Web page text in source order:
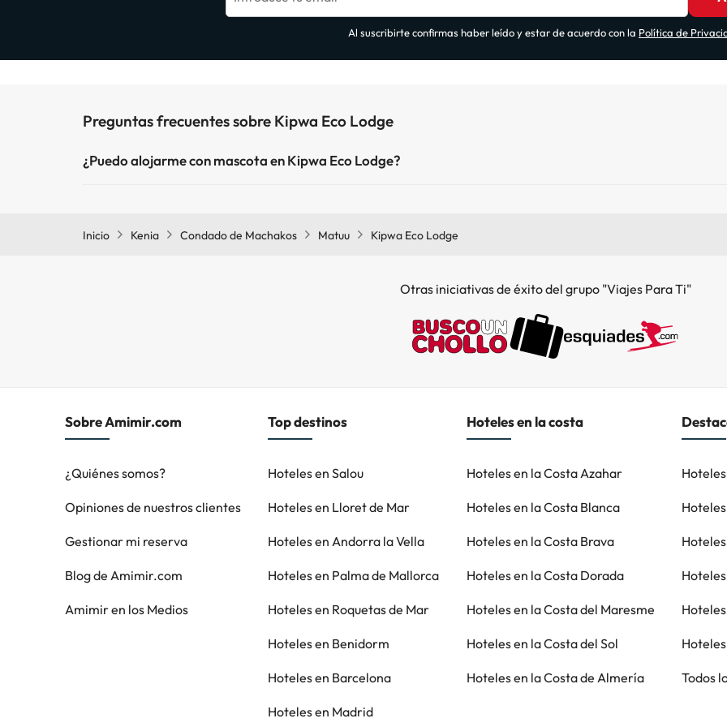
Al suscribirte confirmas haber leído y estar de acuerdo con la Política de
Preguntas frecuentes sobre Kipwa Eco Lodge
¿Puedo alojarme con mascota en Kipwa Eco Lodge?
Inicio Kenia Condado de Machakos Matuu Kipwa Eco Lodge
Otras iniciativas de éxito del grupo "Viajes Para Ti"
Sobre Amimir.com
¿Quiénes somos?
Opiniones de nuestros clientes
Gestionar mi reserva
Blog de Amimir.com
Amimir en los Medios
Top destinos
Hoteles en Salou
Hoteles en Lloret de Mar
Hoteles en Andorra la Vella
Hoteles en Palma de Mallorca
Hoteles en Roquetas de Mar
Hoteles en Benidorm
Hoteles en Barcelona
Hoteles en Madrid
Hoteles en la costa
Hoteles en la Costa Azahar
Hoteles en la Costa Blanca
Hoteles en la Costa Brava
Hoteles en la Costa Dorada
Hoteles en la Costa del Maresme
Hoteles en la Costa del Sol
Hoteles en la Costa de Almería Todos